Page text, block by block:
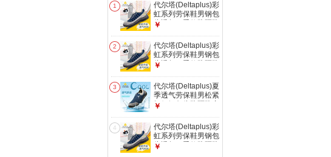
1
代尔塔(Deltaplus)彩
虹系列劳保鞋男钢包
头透气四季款防砸防
工作安全鞋 【旗舰
套装】新款蓝灰+原
厂鞋垫+手套 42
￥
2
代尔塔(Deltaplus)彩
虹系列劳保鞋男钢包
头透气四季款防砸防
工作安全鞋 【旗舰
套装】新款蓝灰+原
厂鞋垫+手套 43
￥
3
代尔塔(Deltaplus)夏
季透气劳保鞋男松紧
轻便钢包头防砸防穿
作安全鞋 301216蓝
色(防砸+防刺+防静
电) 42
￥
4
代尔塔(Deltaplus)彩
虹系列劳保鞋男钢包
头透气四季款防砸防
￥